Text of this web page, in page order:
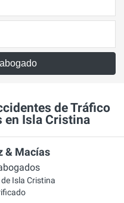
de Tráfico
en Isla Cristina
& Macías
Isla Cristina